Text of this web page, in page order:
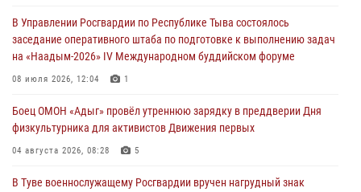
29 июля 2026, 09:41
26 сигналов «Тревога» с автотранспортов отработали экипажи
задержаний Росгвардии в Туве с начала года
В Туве офицер Росгвардии подвела итоги юбилейного личного
забега
В Управлении Росгвардии по Республике Тыва состоялось
заседание оперативного штаба по подготовке к выполнению задач
на «Наадым-2026» IV Международном буддийском форуме
08 июля 2026, 12:04 1
Боец ОМОН «Адыг» провёл утреннюю зарядку в преддверии Дня
физкультурника для активистов Движения первых
04 августа 2026, 08:28 5
В Туве военнослужащему Росгвардии вручен нагрудный знак